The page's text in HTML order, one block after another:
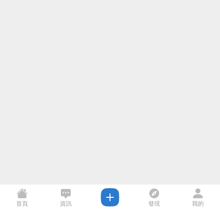
首頁 資訊 發現 我的